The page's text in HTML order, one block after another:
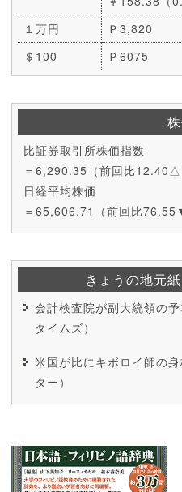
１万円
Ｐ3,820
＄100
Ｐ6075
比証券取引所株価指数
＝6,290.35（前回比12.40△
日経平均株価
＝65,606.71（前回比
きょうの地元
会計検査院が副大統領の
タイムズ）
米国が比にキボロイ師の
ター）